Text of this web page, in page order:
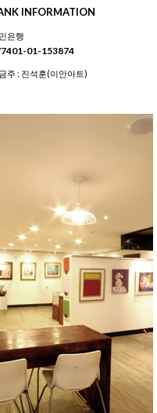
INFORMATION
은행
01-153874
주 : 진석훈(이안아트)